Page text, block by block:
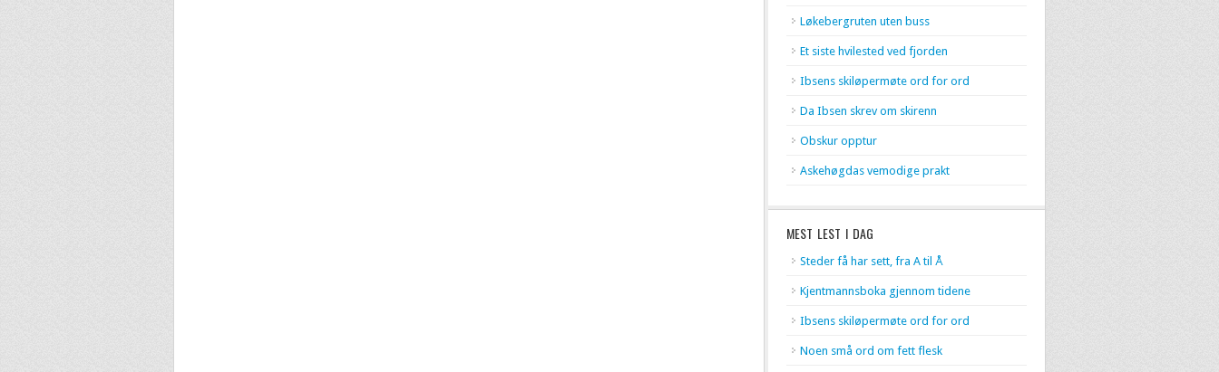
Løkebergruten uten buss
Et siste hvilested ved fjorden
Ibsens skiløpermøte ord for ord
Da Ibsen skrev om skirenn
Obskur opptur
Askehøgdas vemodige prakt
MEST LEST I DAG
Steder få har sett, fra A til Å
Kjentmannsboka gjennom tidene
Ibsens skiløpermøte ord for ord
Noen små ord om fett flesk